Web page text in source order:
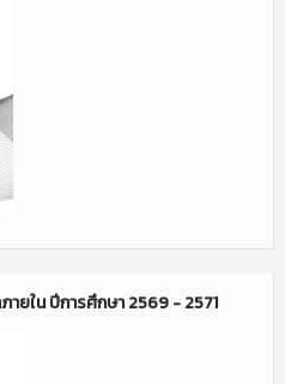
ยใน ปีการศึกษา 2569 - 2571